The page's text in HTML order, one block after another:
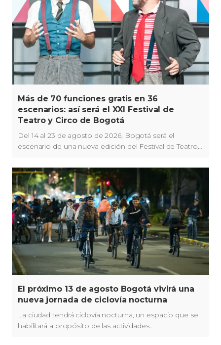
Más de 70 funciones gratis en 36
escenarios: así será el XXI Festival de
Teatro y Circo de Bogotá
Del 14 al 23 de agosto de 2026, Bogotá será el
escenario de una nueva edición del Festival de Teatro y
El Parque.
El próximo 13 de agosto Bogotá vivirá una
nueva jornada de ciclovía nocturna
La ciudad tendrá ciclovía nocturna, un espacio que se
habilitará a propósito de las actividades